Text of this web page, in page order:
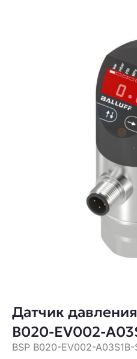
Датчик
B020-EV002-
BSP B020-EV002-A03S1B-